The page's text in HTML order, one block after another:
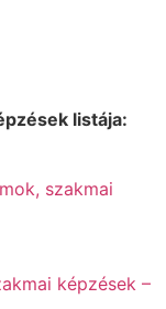
listája:
szakmai
képzések –